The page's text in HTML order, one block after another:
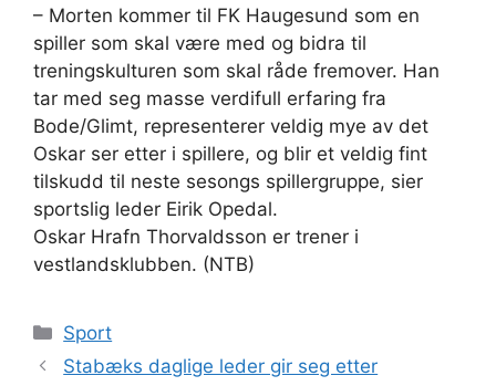
– Morten kommer til FK Haugesund som en
spiller som skal være med og bidra til
treningskulturen som skal råde fremover. Han
tar med seg masse verdifull erfaring fra
Bode/Glimt, representerer veldig mye av det
Oskar ser etter i spillere, og blir et veldig fint
tilskudd til neste sesongs spillergruppe, sier
sportslig leder Eirik Opedal.
Oskar Hrafn Thorvaldsson er trener i
vestlandsklubben. (NTB)
Kategorier
Sport
Stabæks daglige leder gir seg etter